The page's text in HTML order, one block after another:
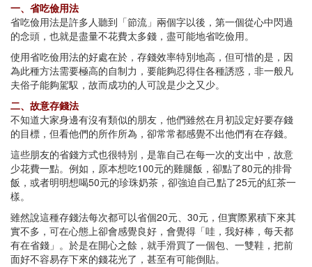
一、省吃儉用法
省吃儉用法是許多人聽到「節流」兩個字以後，第一個從心中閃過
的念頭，也就是盡量不花費太多錢，盡可能地省吃儉用。
使用省吃儉用法的好處在於，存錢效率特別地高，但可惜的是，因
為此種方法需要極高的自制力，要能夠忍得住各種誘惑，非一般凡
夫俗子能夠駕馭，故而成功的人可說是少之又少。
二、故意存錢法
不知道大家身邊有沒有類似的朋友，他們雖然在月初設定好要存錢
的目標，但看他們的所作所為，卻常常都感覺不出他們有在存錢。
這些朋友的省錢方式也很特別，是靠自己在每一次的支出中，故意
少花費一點。例如，原本想吃100元的雞腿飯，卻點了80元的排骨
飯，或者明明想喝50元的珍珠奶茶，卻強迫自己點了25元的紅茶一
樣。
雖然說這種存錢法每次都可以省個20元、30元，但實際累積下來其
實不多，可在心態上卻會感覺良好，會覺得「哇，我好棒，每天都
有在省錢」。於是在開心之餘，就手滑買了一個包、一雙鞋，把前
面好不容易存下來的錢花光了，甚至有可能倒貼。